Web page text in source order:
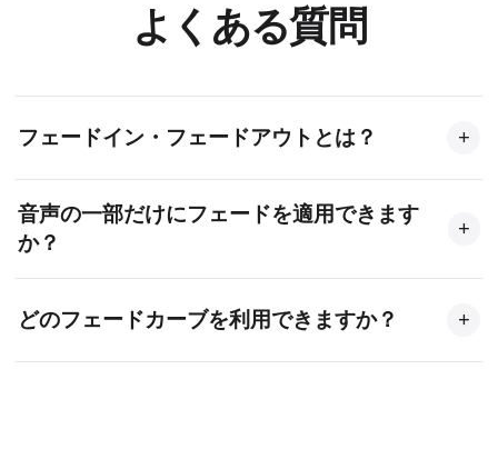
よくある質問
フェードイン・フェードアウトとは？ +
フェードアウトは終端に向けて徐々に無音まで下げ
る効果です。滑らかでプロらしい音声トランジショ
ンを作れます。
音声の一部だけにフェードを適用できます
か？
+
フェード効果を適用できます。
どのフェードカーブを利用できますか？ +